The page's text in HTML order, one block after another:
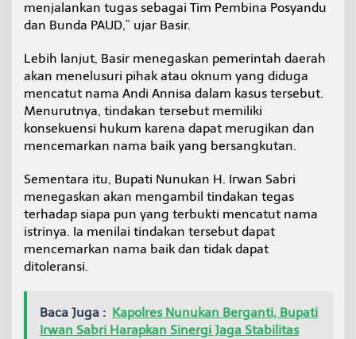
menjalankan tugas sebagai Tim Pembina Posyandu
dan Bunda PAUD,” ujar Basir.
Lebih lanjut, Basir menegaskan pemerintah daerah
akan menelusuri pihak atau oknum yang diduga
mencatut nama Andi Annisa dalam kasus tersebut.
Menurutnya, tindakan tersebut memiliki
konsekuensi hukum karena dapat merugikan dan
mencemarkan nama baik yang bersangkutan.
Sementara itu, Bupati Nunukan H. Irwan Sabri
menegaskan akan mengambil tindakan tegas
terhadap siapa pun yang terbukti mencatut nama
istrinya. Ia menilai tindakan tersebut dapat
mencemarkan nama baik dan tidak dapat
ditoleransi.
Baca Juga : Kapolres Nunukan Berganti, Bupati
Irwan Sabri Harapkan Sinergi Jaga Stabilitas